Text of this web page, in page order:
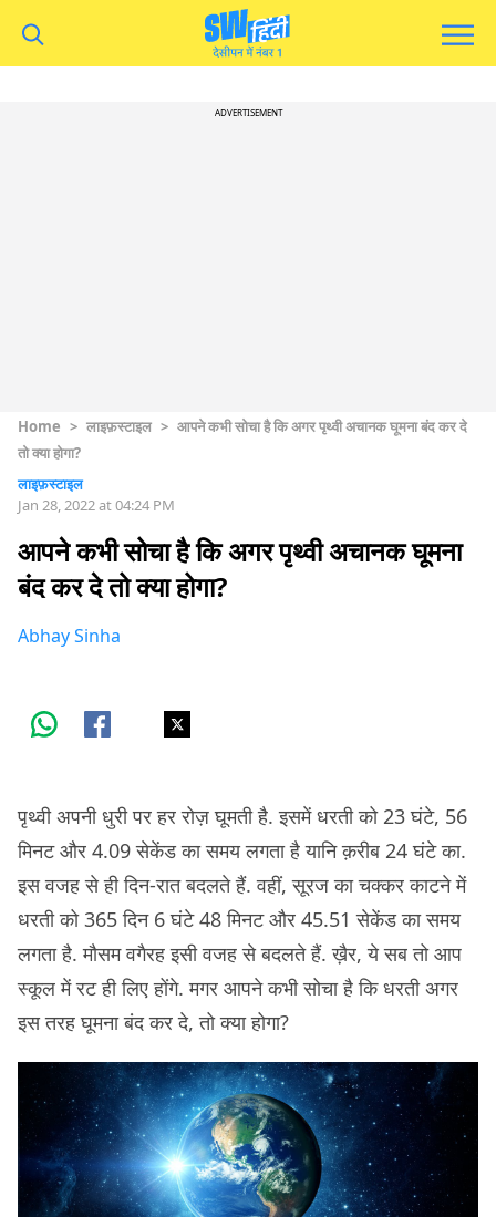
ADVERTISEMENT
Home > लाइफ़स्टाइल > आपने कभी सोचा है कि अगर पृथ्वी अचानक घूमना बंद कर दे
तो क्या होगा?
लाइफ़स्टाइल
Jan 28, 2022 at 04:24 PM
आपने कभी सोचा है कि अगर पृथ्वी अचानक घूमना
बंद कर दे तो क्या होगा?
Abhay Sinha
पृथ्वी अपनी धुरी पर हर रोज़ घूमती है. इसमें धरती को 23 घंटे, 56
मिनट और 4.09 सेकेंड का समय लगता है यानि क़रीब 24 घंटे का.
इस वजह से ही दिन-रात बदलते हैं. वहीं, सूरज का चक्कर काटने में
धरती को 365 दिन 6 घंटे 48 मिनट और 45.51 सेकेंड का समय
लगता है. मौसम वगैरह इसी वजह से बदलते हैं. ख़ैर, ये सब तो आप
स्कूल में रट ही लिए होंगे. मगर आपने कभी सोचा है कि धरती अगर
इस तरह घूमना बंद कर दे, तो क्या होगा?